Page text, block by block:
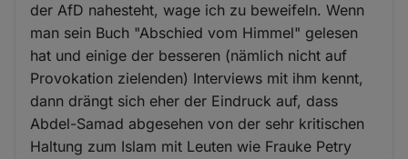
der AfD nahesteht, wage ich zu beweifeln. Wenn
man sein Buch "Abschied vom Himmel" gelesen
hat und einige der besseren (nämlich nicht auf
Provokation zielenden) Interviews mit ihm kennt,
dann drängt sich eher der Eindruck auf, dass
Abdel-Samad abgesehen von der sehr kritischen
Haltung zum Islam mit Leuten wie Frauke Petry